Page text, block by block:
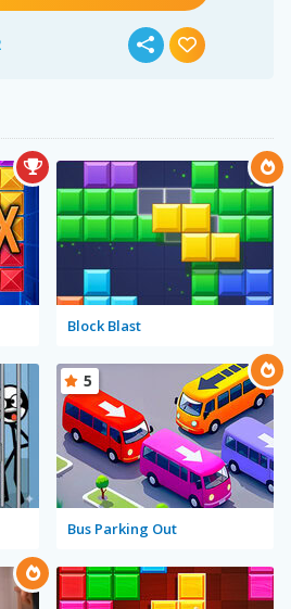
Block Blast
Bus Parking Out
5